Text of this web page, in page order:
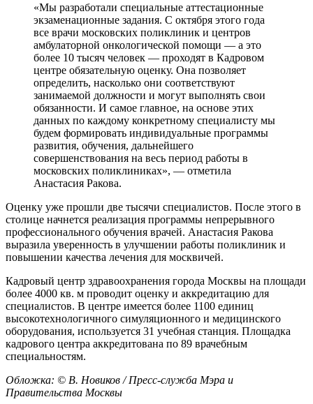
«Мы разработали специальные аттестационные
экзаменационные задания. С октября этого года
все врачи московских поликлиник и центров
амбулаторной онкологической помощи — а это
более 10 тысяч человек — проходят в Кадровом
центре обязательную оценку. Она позволяет
определить, насколько они соответствуют
занимаемой должности и могут выполнять свои
обязанности. И самое главное, на основе этих
данных по каждому конкретному специалисту мы
будем формировать индивидуальные программы
развития, обучения, дальнейшего
совершенствования на весь период работы в
московских поликлиниках», — отметила
Анастасия Ракова.
Оценку уже прошли две тысячи специалистов. После этого в
столице начнется реализация программы непрерывного
профессионального обучения врачей. Анастасия Ракова
выразила уверенность в улучшении работы поликлиник и
повышении качества лечения для москвичей.
Кадровый центр здравоохранения города Москвы на площади
более 4000 кв. м проводит оценку и аккредитацию для
специалистов. В центре имеется более 1100 единиц
высокотехнологичного симуляционного и медицинского
оборудования, используется 31 учебная станция. Площадка
кадрового центра аккредитована по 89 врачебным
специальностям.
Обложка: © В. Новиков / Пресс-служба Мэра и
Правительства Москвы